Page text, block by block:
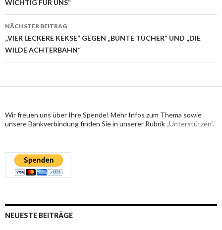
WICHTIG FÜR UNS“
NÄCHSTER BEITRAG
„VIER LECKERE KEKSE“ GEGEN „BUNTE TÜCHER“ UND „DIE
WILDE ACHTERBAHN“
Wir freuen uns über Ihre Spende! Mehr Infos zum Thema sowie
unsere Bankverbindung finden Sie in unserer Rubrik „Unterstützen“.
NEUESTE BEITRÄGE